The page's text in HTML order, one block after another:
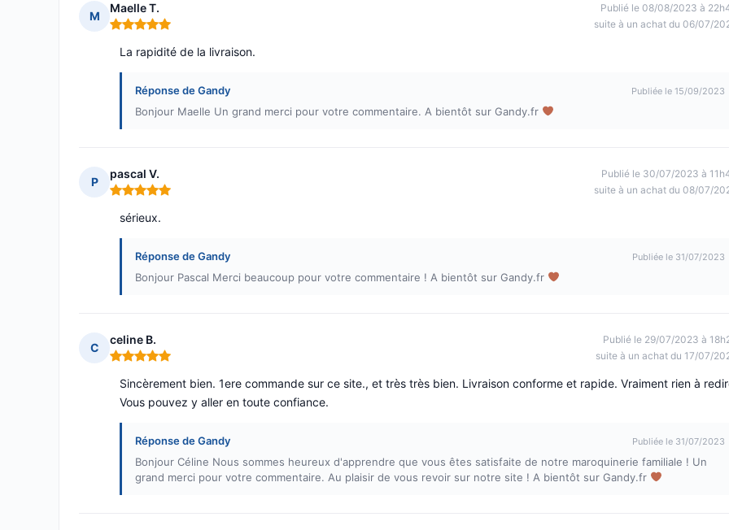
M
Maelle T.
Note : 5 sur 5
Publié le 08/08/2023 à
suite à un achat du 06/07/
La rapidité de la livraison.
Réponse de Gandy Publiée le 15/09/2023
Bonjour Maelle Un grand merci pour votre commentaire. A bientôt sur Gandy.fr
P
pascal V.
Note : 5 sur 5
Publié le 30/07/2023 à
suite à un achat du 08/07/
sérieux.
Réponse de Gandy Publiée le 31/07/2023
Bonjour Pascal Merci beaucoup pour votre commentaire ! A bientôt sur Gandy.fr
C
celine B.
Note : 5 sur 5
Publié le 29/07/2023 à
suite à un achat du 17/07/
Sincèrement bien. 1ere commande sur ce site., et très très bien. Livraison conforme et rapide. Vraiment rien à
Vous pouvez y aller en toute confiance.
Réponse de Gandy Publiée le 31/07/2023
Bonjour Céline Nous sommes heureux d'apprendre que vous êtes satisfaite de notre maroquinerie familiale ! Un
grand merci pour votre commentaire. Au plaisir de vous revoir sur notre site ! A bientôt sur Gandy.fr